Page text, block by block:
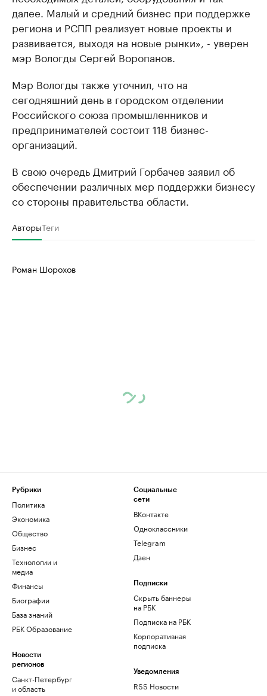
далее. Малый и средний бизнес при поддержке
региона и РСПП реализует новые проекты и
развивается, выходя на новые рынки», - уверен
мэр Вологды Сергей Воропанов.
Мэр Вологды также уточнил, что на
сегодняшний день в городском отделении
Российского союза промышленников и
предпринимателей состоит 118 бизнес-
организаций.
В свою очередь Дмитрий Горбачев заявил об
обеспечении различных мер поддержки бизнесу
со стороны правительства области.
АвторыТеги
Роман Шорохов
Рубрики
Политика
Экономика
Общество
Бизнес
Технологии и
медиа
Финансы
Биографии
База знаний
РБК Образование
Новости
регионов
Санкт-Петербург
и область
Социальные
сети
ВКонтакте
Одноклассники
Telegram
Дзен
Подписки
Скрыть баннеры
на РБК
Подписка на РБК
Корпоративная
подписка
Уведомления
RSS Новости